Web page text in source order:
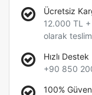
Ücretsiz
12.000 TL
olarak
Hızlı Destek
+90 850
100%